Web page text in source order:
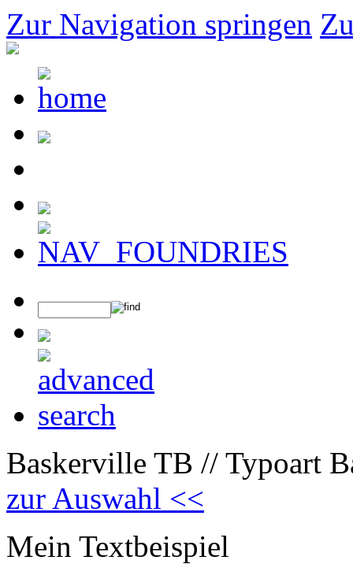
Zur Navigation springen
Baskerville TB // Typoart
zur Auswahl <<
Mein Textbeispiel